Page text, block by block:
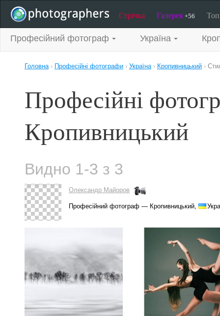
Стрічка Галерея +56
Професійний фотограф Україна
Головна› Професійні фотографи › Україна› Кропивницький ›
Професійні
Кропивницький
Видно 1-3 з 3
Олександр Майоров
Професійний фотограф — Кропивницький,